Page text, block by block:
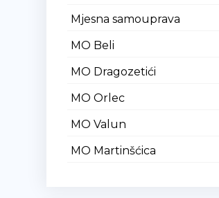
Mjesna samouprava
MO Beli
MO Dragozetići
MO Orlec
MO Valun
MO Martinšćica